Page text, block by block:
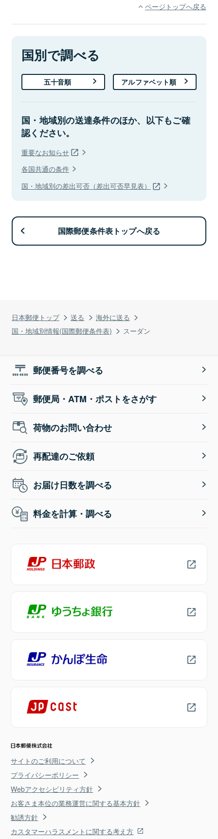
日本郵便トップ 送る
海外に送る
国・地域別情報(国際郵便条件表)
スーダン
ページトップへ戻る
国別で調べる
五十音順 アルファベット順
国・地域別の送達条件のほか、以下もご確
認ください。
重要なお知らせ
各国共通の条件
国・地域別の差出可否（差出可否早見表）
国際郵便条件表トップへ戻る
郵便番号を調べる
郵便局・ATM・ポストをさがす
荷物のお問い合わせ
再配達のご依頼
お届け日数を調べる
料金を計算・調べる
サイトのご利用について
プライバシーポリシー
Webアクセシビリティ方針
お客さま本位の業務運営に関する基本方針
勧誘方針
カスタマーハラスメントに関する考え方